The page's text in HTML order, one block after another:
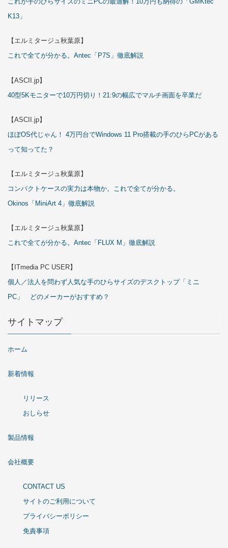
K13」
【エルミタージュ秋葉原】
これで全てが分かる。Antec「P7S」徹底解説
【ASCII.jp】
40型5Kモニターで10万円切り！21:9の幅広でマルチ画面を卒業だ
【ASCII.jp】
ほぼOS代じゃん！ 4万円台でWindows 11 Pro搭載の手のひらPCがある
って知ってた？
【エルミタージュ秋葉原】
コンパクトケースの実力は本物か。これで全てが分かる。
Okinos「MiniArt 4」徹底解説
【エルミタージュ秋葉原】
これで全てが分かる。Antec「FLUX M」徹底解説
【ITmedia PC USER】
個人／法人を問わず人気な手のひらサイズのデスクトップ「ミニ
PC」 どのメーカーがおすすめ？
サイトマップ
ホーム
新着情報
リリース
おしらせ
製品情報
会社概要
CONTACT US
サイトのご利用について
プライバシーポリシー
免責事項